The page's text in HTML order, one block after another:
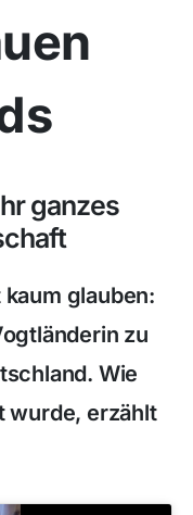
ganzes
glauben:
zu
Wie
wurde, erzählt